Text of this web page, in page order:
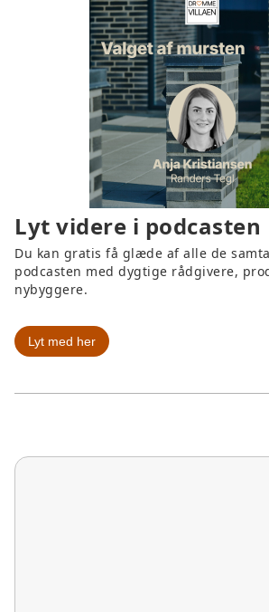
Lyt videre i podcasten
Du kan gratis få glæde af alle de
podcasten med dygtige rådgivere,
nybyggere.
Lyt med her